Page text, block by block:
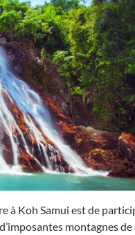
à Koh Samui est de
montagnes